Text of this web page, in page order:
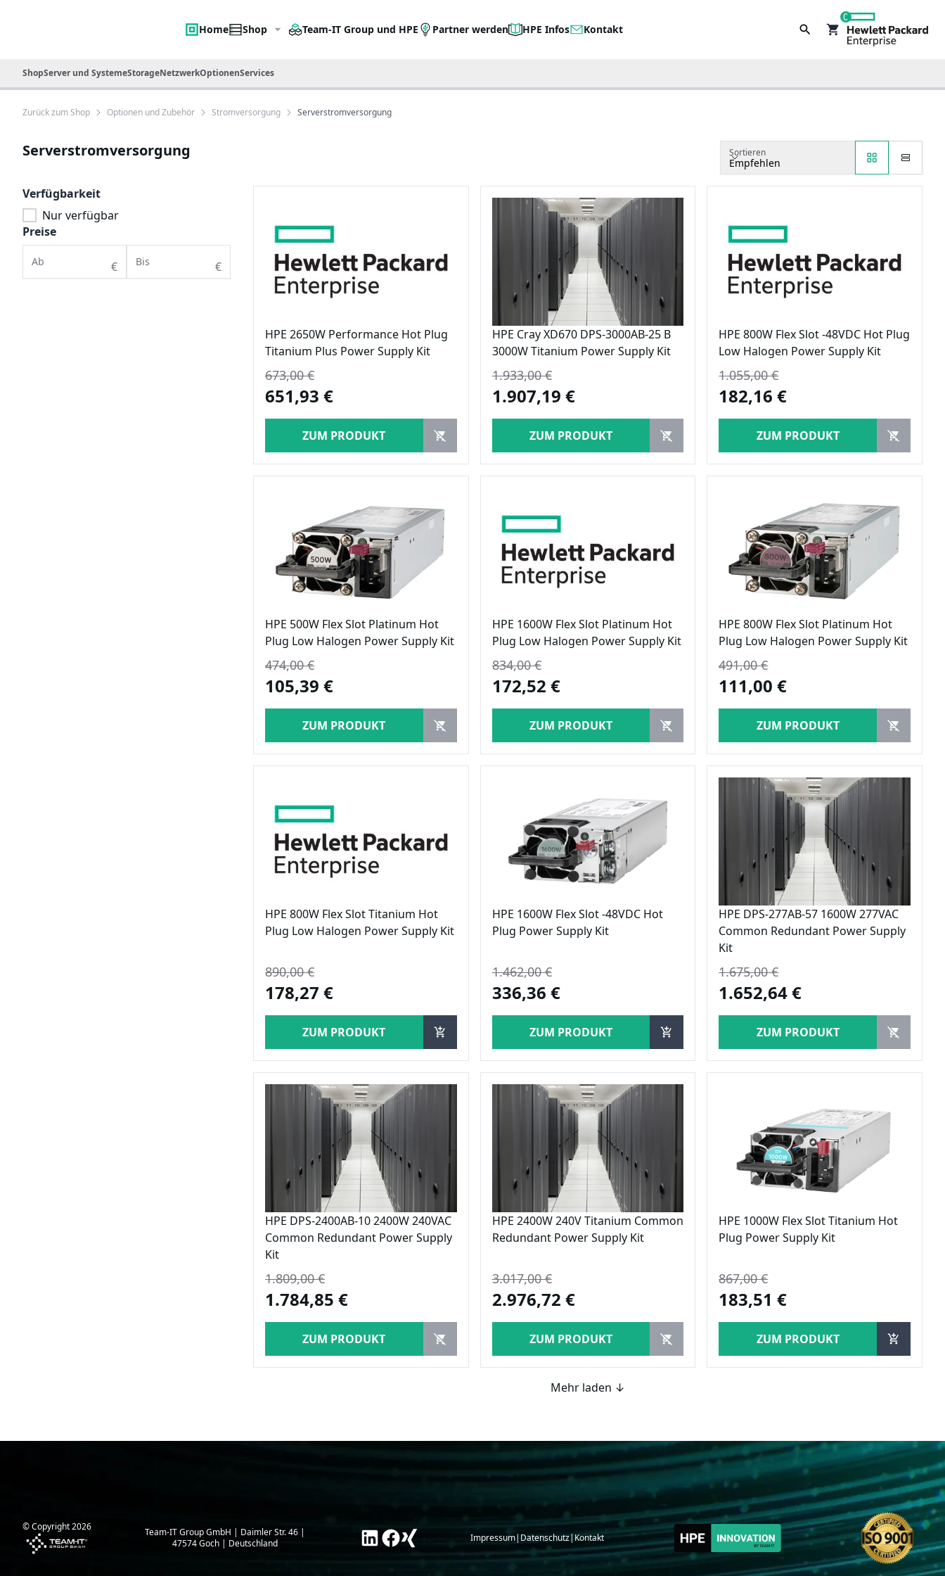
Home Shop Team-IT Group und HPE Partner werden HPE Infos Kontakt
0
ShopServer und SystemeStorageNetzwerkOptionenServices
Zurück zum Shop Optionen und Zubehör Stromversorgung Serverstromversorgung
Serverstromversorgung Sortieren
Empfehlen
Verfügbarkeit
Nur verfügbar
Preise
Ab € Bis €
HPE 2650W Performance Hot Plug
Titanium Plus Power Supply Kit
673,00 €
651,93 €
ZUM PRODUKT
HPE Cray XD670 DPS-3000AB-25 B
3000W Titanium Power Supply Kit
1.933,00 €
1.907,19 €
ZUM PRODUKT
HPE 800W Flex Slot -48VDC Hot Plug
Low Halogen Power Supply Kit
1.055,00 €
182,16 €
ZUM PRODUKT
HPE 500W Flex Slot Platinum Hot
Plug Low Halogen Power Supply Kit
474,00 €
105,39 €
ZUM PRODUKT
HPE 1600W Flex Slot Platinum Hot
Plug Low Halogen Power Supply Kit
834,00 €
172,52 €
ZUM PRODUKT
HPE 800W Flex Slot Platinum Hot
Plug Low Halogen Power Supply Kit
491,00 €
111,00 €
ZUM PRODUKT
HPE 800W Flex Slot Titanium Hot
Plug Low Halogen Power Supply Kit
890,00 €
178,27 €
ZUM PRODUKT
HPE 1600W Flex Slot -48VDC Hot
Plug Power Supply Kit
1.462,00 €
336,36 €
ZUM PRODUKT
HPE DPS-277AB-57 1600W 277VAC
Common Redundant Power Supply
Kit
1.675,00 €
1.652,64 €
ZUM PRODUKT
HPE DPS-2400AB-10 2400W 240VAC
Common Redundant Power Supply
Kit
1.809,00 €
1.784,85 €
ZUM PRODUKT
HPE 2400W 240V Titanium Common
Redundant Power Supply Kit
3.017,00 €
2.976,72 €
ZUM PRODUKT
HPE 1000W Flex Slot Titanium Hot
Plug Power Supply Kit
867,00 €
183,51 €
ZUM PRODUKT
Mehr laden ↓
© Copyright2026
Team-IT Group GmbH | Daimler Str. 46 |
47574 Goch | Deutschland
Impressum| Datenschutz| Kontakt